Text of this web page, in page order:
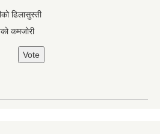
ढिलासुस्ती
कमजोरी